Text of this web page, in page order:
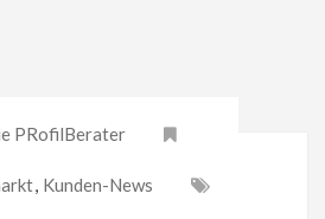
PRofilBerater
, Kunden-News